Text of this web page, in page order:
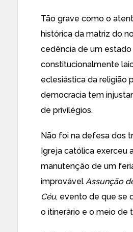
Tão grave como o
histórica da matriz do
cedência de um estado
constitucionalmente
eclesiástica da religião
democracia tem
de privilégios.
Não foi na defesa dos
Igreja católica exerceu
manutenção de um
improvável Assunção
Céu, evento de que se
o itinerário e o meio de